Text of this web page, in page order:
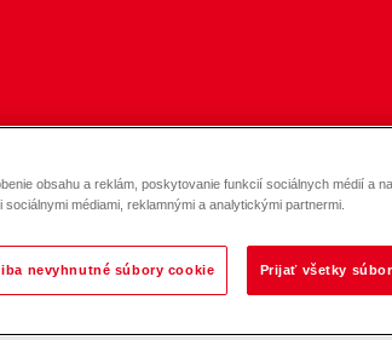
obsahu a reklám, poskytovanie funkcií sociálnych médií a
médiami, reklamnými a analytickými partnermi.
nevyhnutné súbory cookie Prijať všetky